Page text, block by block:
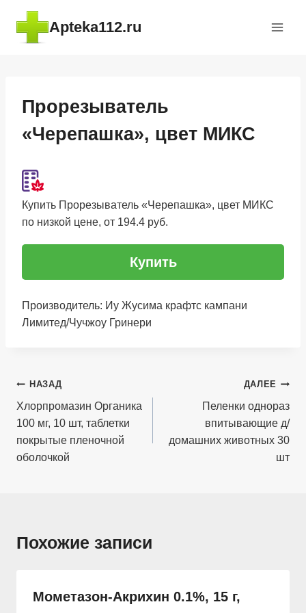
Перейти
содержимому
Apteka112.ru
Прорезыватель
«Черепашка», цвет МИКС
Купить Прорезыватель «Черепашка», цвет МИКС
по низкой цене, от 194.4 руб.
Купить
Производитель: Иу Жусима крафтс кампани
Лимитед/Чучжоу Гринери
Навигация
по
записям
НАЗАД
Хлорпромазин Органика
100 мг, 10 шт, таблетки
покрытые пленочной
оболочкой
ДАЛЕЕ
Пеленки однораз
впитывающие д/
домашних животных 30
шт
Похожие записи
Мометазон-Акрихин 0.1%, 15 г,